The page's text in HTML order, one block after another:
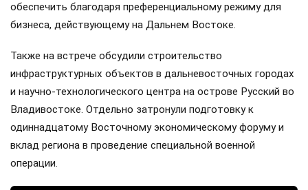
обеспечить благодаря преференциальному режиму для
бизнеса, действующему на Дальнем Востоке.
Также на встрече обсудили строительство
инфраструктурных объектов в дальневосточных городах
и научно-технологического центра на острове Русский во
Владивостоке. Отдельно затронули подготовку к
одиннадцатому Восточному экономическому форуму и
вклад региона в проведение специальной военной
операции.